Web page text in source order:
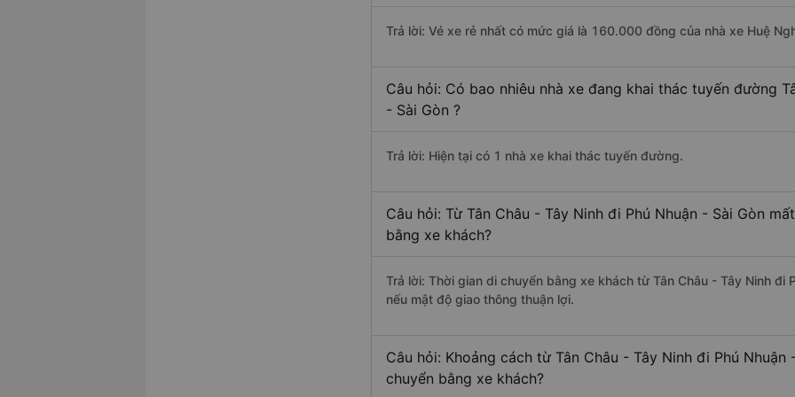
Trả lời: Vé xe rẻ nhất có mức giá là 160.000 đồng của nhà xe Huệ
Câu hỏi: Có bao nhiêu nhà xe đang khai thác tuyến đường
- Sài Gòn ?
Trả lời: Hiện tại có 1 nhà xe khai thác tuyến đường.
Câu hỏi: Từ Tân Châu - Tây Ninh đi Phú Nhuận - Sài Gòn
bằng xe khách?
Trả lời: Thời gian di chuyển bằng xe khách từ Tân Châu - Tây Ninh đi
nếu mật độ giao thông thuận lợi.
Câu hỏi: Khoảng cách từ Tân Châu - Tây Ninh đi Phú
chuyển bằng xe khách?